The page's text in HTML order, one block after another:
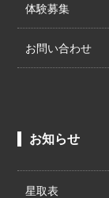
体験募集
お問い合わせ
お知らせ
星取表